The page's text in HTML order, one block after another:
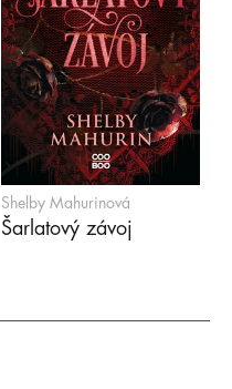
Shelby Mahurinová
Šarlatový závoj